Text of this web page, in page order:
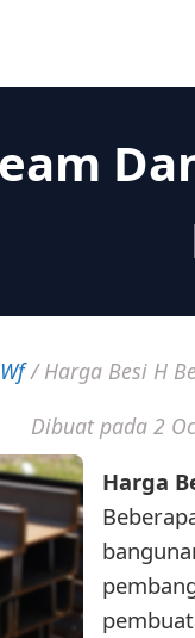
Wf/Harga Besi H
Dibuat pada 2
Harga